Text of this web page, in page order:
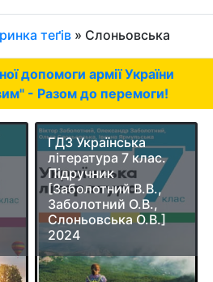
теґів » Слоньовська
допомоги армії України
- Разом до перемоги!
ГДЗ Українська
література 7 клас.
Підручник
[Заболотний В.В.,
Заболотний О.В.,
Слоньовська О.В.]
2024